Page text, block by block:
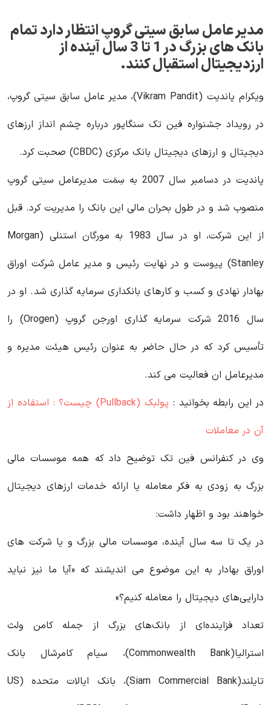
مدیر عامل سابق سیتی گروپ انتظار دارد تمام
بانک های بزرگ در 1 تا 3 سال آینده از
ارزدیجیتال استقبال کنند.
ویکرام پاندیت (Vikram Pandit)، مدیر عامل سابق سیتی گروپ،
در رویداد جشنواره فین تک سنگاپور درباره چشم انداز ارزهای
دیجیتال و ارزهای دیجیتال بانک مرکزی (CBDC) صحبت کرد.
پاندیت در دسامبر سال 2007 به سِمَت مدیرعامل سیتی گروپ
منصوب شد و در طول بحران مالی این بانک را مدیریت کرد. قبل
از این شرکت، او در سال 1983 به مورگان استنلی (Morgan
Stanley) پیوست و در نهایت رئیس و مدیر عامل شرکت اوراق
بهادار نهادی و کسب و کارهای بانکداری سرمایه گذاری شد. او در
سال 2016 شرکت سرمایه گذاری اورجن گروپ (Orogen) را
تأسیس کرد که در حال حاضر به عنوان رئیس هیئت مدیره و
مدیرعامل ان فعالیت می کند.
در این رابطه بخوانید‌ :
پولبک (Pullback) چیست؟ : استفاده از
آن در معاملات
وی در کنفرانس فین تک توضیح داد که همه موسسات مالی
بزرگ به زودی به فکر معامله یا ارائه خدمات ارزهای دیجیتال
خواهند بود و اظهار داشت:
در یک تا سه سال آینده، موسسات مالی بزرگ و یا شرکت های
اوراق بهادار به این موضوع می اندیشند که «آیا ما نیز نباید
دارایی‌های دیجیتال را معامله کنیم؟»
تعداد فزاینده‌ای از بانک‌های بزرگ از جمله کامن ولث
استرالیا(Commonwealth Bank)، سیام کامرشال بانک
تایلند(Siam Commercial Bank)، بانک ایالات متحده (US